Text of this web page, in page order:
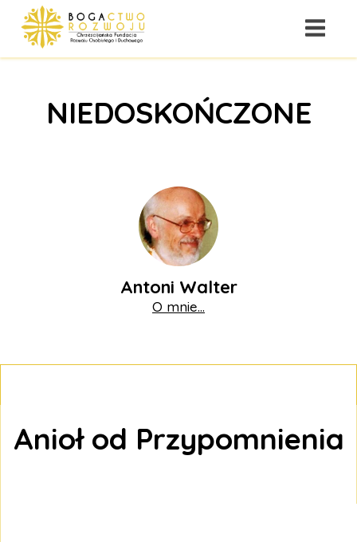
NIEDOSKOŃCZONE
Antoni Walter
O mnie...
Anioł od Przypomnienia